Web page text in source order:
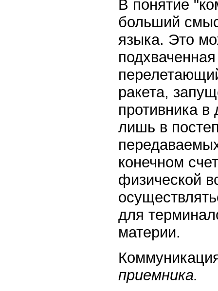
В понятие
больший
языка. Это
ракета,
противника в
лишь в
конечном
физической
для
материи.
приемника.